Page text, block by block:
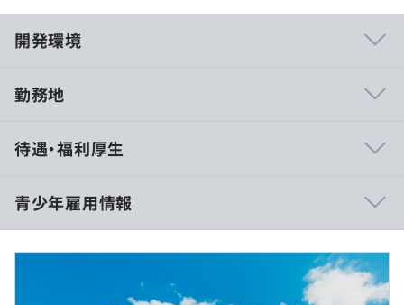
開発環境
か？
少しでも働きやすい環境で働いてもらうために、豊かな自
然を感じられる場所にオフィスを構えました。
勤務地
待遇・福利厚生
報酬はありません
青少年雇用情報
過去３年間の新卒採用者数・離職者数